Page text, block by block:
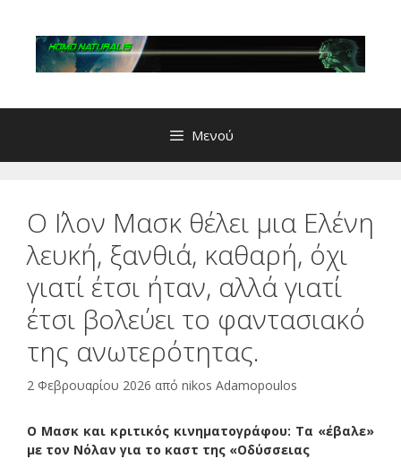
περιεχόμενο
Μενού
Ο ΄Ιλον Μασκ θέλει μια Ελένη
λευκή, ξανθιά, καθαρή, όχι
γιατί έτσι ήταν, αλλά γιατί
έτσι βολεύει το φαντασιακό
της ανωτερότητας.
2 Φεβρουαρίου 2026 από nikos Adamopoulos
Ο Μασκ και κριτικός κινηματογράφου: Τα «έβαλε»
με τον Νόλαν για το καστ της «Οδύσσειας